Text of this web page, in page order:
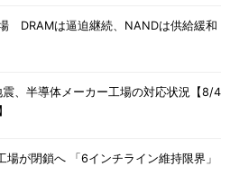
DRAMは逼迫継続、NANDは供給緩和
、半導体メーカー工場の対応状況【8/4
場が閉鎖へ 「6インチライン維持限界」